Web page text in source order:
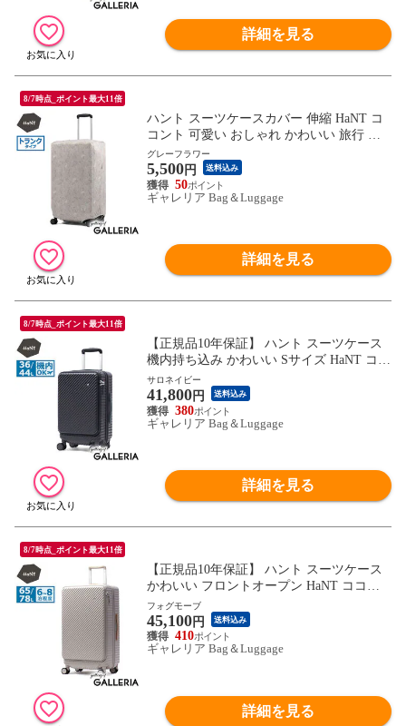
詳細を見る
8/7時点_ポイント最大11倍
ハント スーツケースカバー 伸縮 HaNT コ
コント 可愛い おしゃれ かわいい 旅行 ス
ーツケース カバー レディース 伸縮素材 パ
ッカブル 折りたたみ 80L～120L トラベル
女子 大人 トランクタイプ 05517 wsb
グレーフラワー
5,500円 送料込み
50
ギャレリア Bag＆Luggage
詳細を見る
8/7時点_ポイント最大11倍
【正規品10年保証】 ハント スーツケース
機内持ち込み かわいい Sサイズ HaNT ココ
ント フロントオープン 可愛い おしゃれ 拡
張機能付き S 36L 44L 3泊 4泊 5泊 ストッ
パー付き ミニバッグ付き 旅行 05511 wsb
サロネイビー
41,800円 送料込み
380
ギャレリア Bag＆Luggage
詳細を見る
8/7時点_ポイント最大11倍
【正規品10年保証】 ハント スーツケース
かわいい フロントオープン HaNT ココン
ト 可愛い おしゃれ 拡張機能付き 長期 65L
78L 6泊 7泊 8泊 ストッパー付き ミニバッ
グ付き 旅行 拡張 05512 wsb
フォグモーブ
45,100円 送料込み
410
ギャレリア Bag＆Luggage
詳細を見る